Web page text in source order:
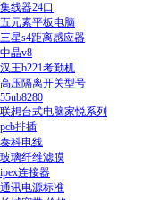
集线器24口
五元素平板电脑
三星s4距离感应器
中晶v8
汉王b221考勤机
高压隔离开关型号
55ub8280
联想台式电脑家悦系列
pcb排插
泰科电线
玻璃纤维滤膜
ipex连接器
通讯电源标准